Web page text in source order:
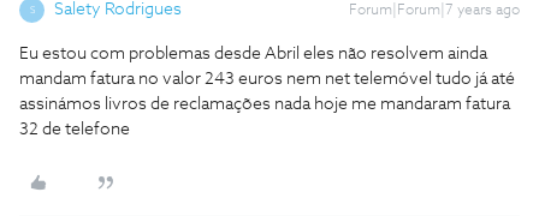
S Salety Rodrigues Forum|Forum|7 years ago
Eu estou com problemas desde Abril eles não resolvem ainda
mandam fatura no valor 243 euros nem net telemóvel tudo já até
assinámos livros de reclamações nada hoje me mandaram fatura
32 de telefone